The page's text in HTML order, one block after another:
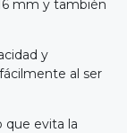
mm y también
y
al ser
que evita la